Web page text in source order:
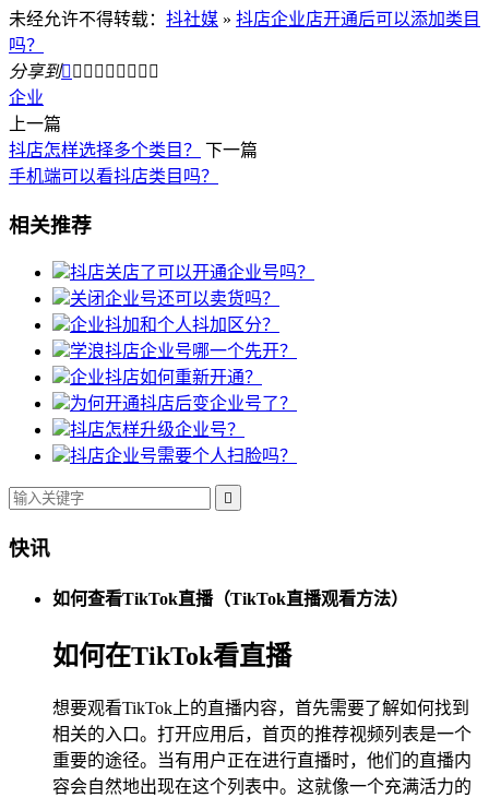
未经允许不得转载： 抖社媒 » 抖店企业店开通后可以添加类目
吗？
分享到        
企业
上一篇
抖店怎样选择多个类目？
下一篇
手机端可以看抖店类目吗？
相关推荐
抖店关店了可以开通企业号吗？
关闭企业号还可以卖货吗？
企业抖加和个人抖加区分？
学浪抖店企业号哪一个先开？
企业抖店如何重新开通？
为何开通抖店后变企业号了？
抖店怎样升级企业号？
抖店企业号需要个人扫脸吗？

快讯
如何查看TikTok直播（TikTok直播观看方法）
如何在TikTok看直播
想要观看TikTok上的直播内容，首先需要了解如何找到
相关的入口。打开应用后，首页的推荐视频列表是一个
重要的途径。当有用户正在进行直播时，他们的直播内
容会自然地出现在这个列表中。这就像一个充满活力的